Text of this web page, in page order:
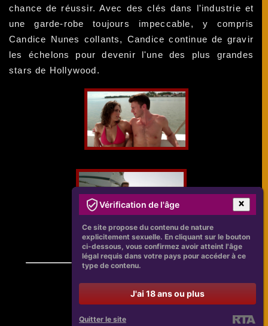
chance de réussir. Avec des clés dans l'industrie et
une garde-robe toujours impeccable, y compris
Candice Nunes collants, Candice continue de gravir
les échelons pour devenir l'une des plus grandes
stars de Hollywood.
Vérification de l'âge
Ce site propose du contenu de nature
explicitement sexuelle. En cliquant sur le bouton
ci-dessous, vous confirmez avoir atteint l'âge
légal requis dans votre pays pour accéder à ce
type de contenu.
J'ai 18 ans ou plus
Quitter le site